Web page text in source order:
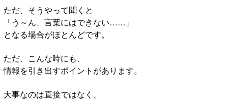
ただ、そうやって聞くと
「う～ん、言葉にはできない……」
となる場合がほとんどです。
ただ、こんな時にも、
情報を引き出すポイントがあります。
大事なのは直接ではなく、